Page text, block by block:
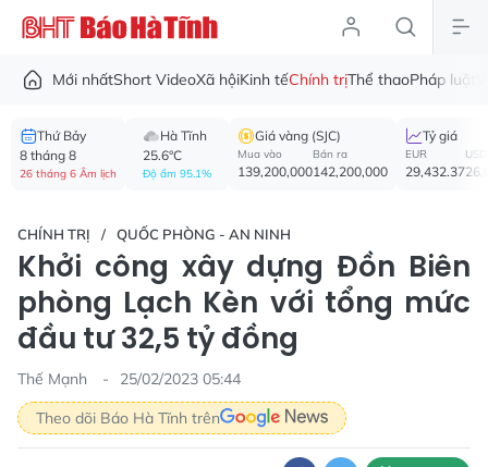
Mới nhấtShort VideoXã hộiKinh tếChính trịThể thaoPháp luật
Thứ Bảy
8 tháng 8
26 tháng 6 Âm lịch
Hà Tĩnh
25.6°C
Độ ẩm 95.1%
Giá vàng (SJC)
Mua vào
139,200,000
Bán ra
142,200,000
Tỷ giá
EUR
29,432.37
USD
CHÍNH TRỊ QUỐC PHÒNG - AN NINH
Khởi công xây dựng Đồn Biên
phòng Lạch Kèn với tổng mức
đầu tư 32,5 tỷ đồng
Thế Mạnh
25/02/2023 05:44
Theo dõi Báo Hà Tĩnh trên